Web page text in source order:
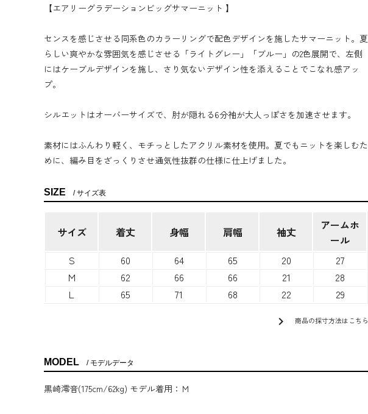
【エアリーグラデーションビッグサマーニット 】
センスを感じさせる同系色のカラーリングで配色デザインを施したサマーニット。夏
らしい爽やかな雰囲気を感じさせる「ライトグレー」「ブルー」の2色展開で、左側
にはケーブルデザインを施し、さり気ないデザイン性を添えることでこなれ感アッ
プ。
シルエットはオーバーサイズで、肘が隠れる6分袖が大人っぽさを加速させます。
素材にはふんわり軽く、モチっとしたアクリル素材を使用。夏でもニットを楽しむた
めに、編み目をざっくりさせ通気性抜群の仕様に仕上げました。
SIZE サイズ表
サイズ 着丈 身幅 肩幅 袖丈
アームホ
ール
S
60 64 65 20
27
M
62 66 66 21
28
L
65 71 68 22
29
chevron_right
商品の採寸方法はこちら
MODEL モデルデータ
黒崎澪音(175cm/62kg) モデル着用：Ｍ